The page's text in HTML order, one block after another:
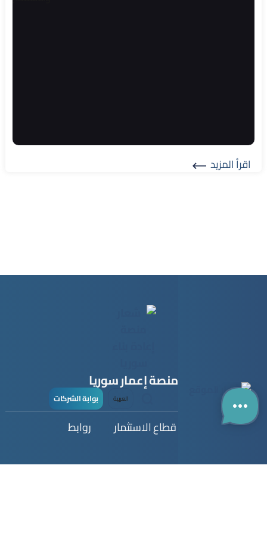
اقرأ المزيد
العربية بوابة الشركات
منصة إعمار سوريا
قطاع البناء
دليل الشركات
قطاع الاستثمار
دليل المستثمر
روابط
اتصل بنا